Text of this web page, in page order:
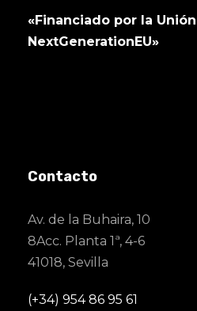
«Financiado por la
NextGenerationEU»
Contacto
Av. de la Buhaira, 10
8Acc. Planta 1ª, 4-6
41018, Sevilla
(+34) 954 86 95 61